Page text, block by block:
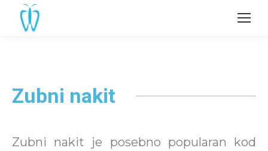
Zubni nakit
Zubni nakit je posebno popularan kod